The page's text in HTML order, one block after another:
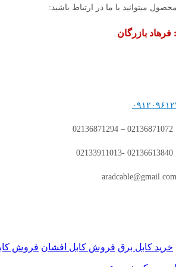
میتوانید با ما در ارتباط باشید:
بازرگان
خرید کابل برق فروش کابل افشان فروش